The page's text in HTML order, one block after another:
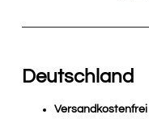
Deutschland